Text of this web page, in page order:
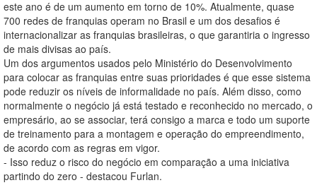
este ano é de um aumento em torno de 10%. Atualmente, quase
700 redes de franquias operam no Brasil e um dos desafios é
internacionalizar as franquias brasileiras, o que garantiria o ingresso
de mais divisas ao país.
Um dos argumentos usados pelo Ministério do Desenvolvimento
para colocar as franquias entre suas prioridades é que esse sistema
pode reduzir os níveis de informalidade no país. Além disso, como
normalmente o negócio já está testado e reconhecido no mercado, o
empresário, ao se associar, terá consigo a marca e todo um suporte
de treinamento para a montagem e operação do empreendimento,
de acordo com as regras em vigor.
- Isso reduz o risco do negócio em comparação a uma iniciativa
partindo do zero - destacou Furlan.